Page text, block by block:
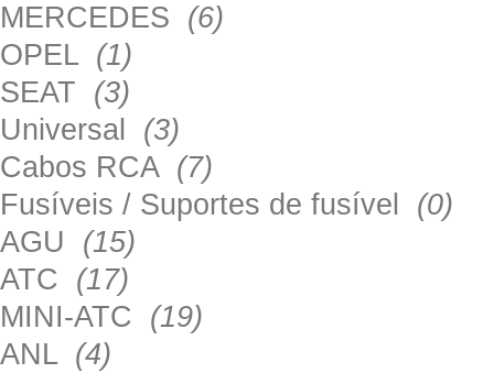
MERCEDES (6)
OPEL (1)
SEAT (3)
Universal (3)
Cabos RCA (7)
Fusíveis / Suportes de fusível (0)
AGU (15)
ATC (17)
MINI-ATC (19)
ANL (4)